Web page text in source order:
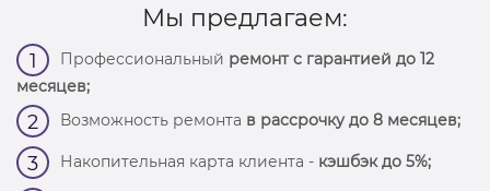
Мы предлагаем:
1 Профессиональный ремонт с гарантией до 12
месяцев;
2 Возможность ремонта в рассрочку до 8 месяцев;
3 Накопительная карта клиента - кэшбэк до 5%;